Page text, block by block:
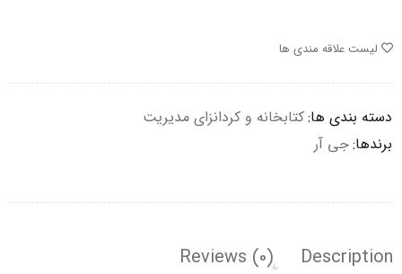
لیست علاقه مندی ها
دسته بندی ها:کتابخانه و کردانزای مدیریت
برندها:جی آر
Description
Reviews (0)